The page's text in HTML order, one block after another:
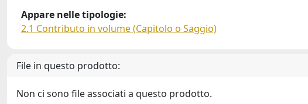
Appare nelle tipologie:
2.1 Contributo in volume (Capitolo o Saggio)
File in questo prodotto:
Non ci sono file associati a questo prodotto.